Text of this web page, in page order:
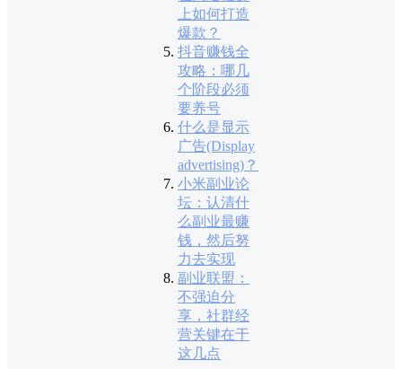
上如何打造
爆款？
抖音赚钱全
攻略：哪几
个阶段必须
要养号
什么是显示
广告(Display
advertising)？
小米副业论
坛：认清什
么副业最赚
钱，然后努
力去实现
副业联盟：
不强迫分
享，社群经
营关键在于
这几点